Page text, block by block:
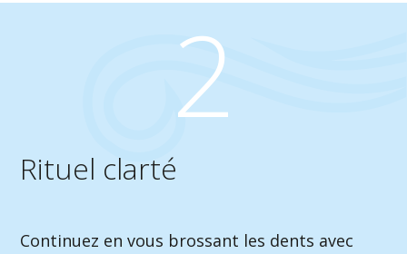
2
Rituel clarté
Continuez en vous brossant les dents avec